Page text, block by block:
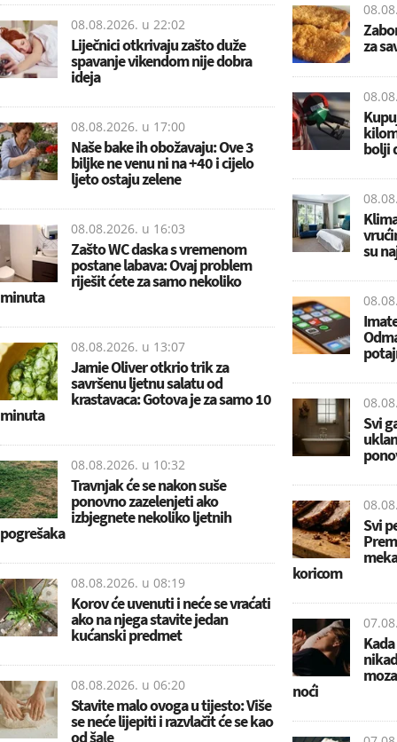
08.08.2026. u 22:02
Liječnici otkrivaju zašto duže
spavanje vikendom nije dobra
ideja
08.08.2026. u 17:00
Naše bake ih obožavaju: Ove 3
biljke ne venu ni na +40 i cijelo
ljeto ostaju zelene
08.08.2026. u 16:03
Zašto WC daska s vremenom
postane labava: Ovaj problem
riješit ćete za samo nekoliko
minuta
08.08.2026. u 13:07
Jamie Oliver otkrio trik za
savršenu ljetnu salatu od
krastavaca: Gotova je za samo 10
minuta
08.08.2026. u 10:32
Travnjak će se nakon suše
ponovno zazelenjeti ako
izbjegnete nekoliko ljetnih
pogrešaka
08.08.2026. u 08:19
Korov će uvenuti i neće se vraćati
ako na njega stavite jedan
kućanski predmet
08.08.2026. u 06:20
Stavite malo ovoga u tijesto: Više
se neće lijepiti i razvlačit će se kao
od šale
za
bolji
su
Svi
Svi
koricom
noći